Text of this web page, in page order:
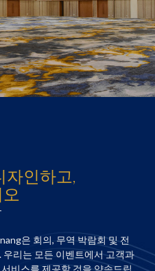
자인하고,
은 회의, 무역 박람회 및 전
리는 모든 이벤트에서 고객과
비스를 제공할 것을 약속드립